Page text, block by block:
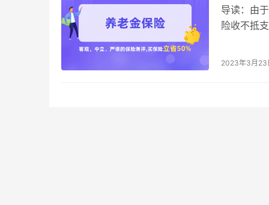
导读：由
险收不抵
2023年3月23